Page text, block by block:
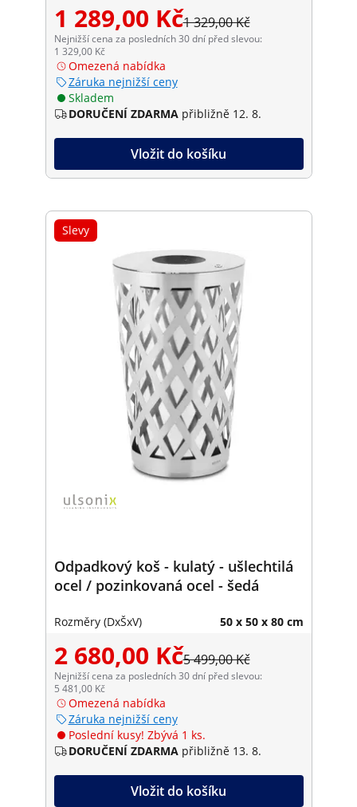
1 289,00 Kč1 329,00 Kč
Nejnižší cena za posledních 30 dní před slevou:
1 329,00 Kč
Omezená nabídka
Záruka nejnižší ceny
Skladem
DORUČENÍ ZDARMA přibližně 12. 8.
Vložit do košíku
Slevy
Odpadkový koš - kulatý - ušlechtilá
ocel / pozinkovaná ocel - šedá
Rozměry (DxŠxV) 50 x 50 x 80 cm
2 680,00 Kč5 499,00 Kč
Nejnižší cena za posledních 30 dní před slevou:
5 481,00 Kč
Omezená nabídka
Záruka nejnižší ceny
Poslední kusy! Zbývá 1 ks.
DORUČENÍ ZDARMA přibližně 13. 8.
Vložit do košíku